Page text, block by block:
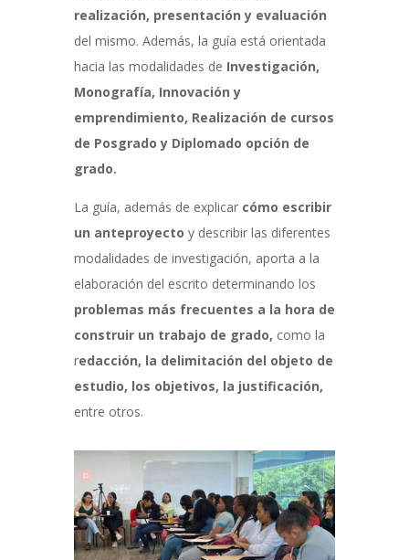
realización, presentación y evaluación
del mismo. Además, la guía está orientada
hacia las modalidades de Investigación,
Monografía, Innovación y
emprendimiento, Realización de cursos
de Posgrado y Diplomado opción de
grado.
La guía, además de explicarcómo escribir
un anteproyecto y describir las diferentes
modalidades de investigación, aporta a la
elaboración del escrito determinando los
problemas más frecuentes a la hora de
construir un trabajo de grado, como la
redacción, la delimitación del objeto de
estudio, los objetivos, la justificación,
entre otros.